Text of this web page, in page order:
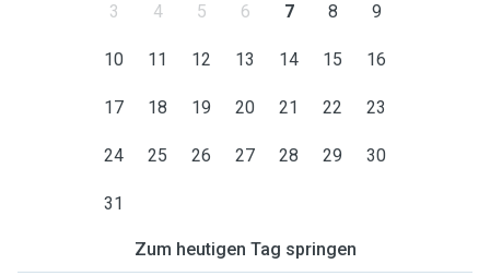
3 4 5 6 7 8 9
10 11 12 13 14 15 16
17 18 19 20 21 22 23
24 25 26 27 28 29 30
31
Zum heutigen Tag springen